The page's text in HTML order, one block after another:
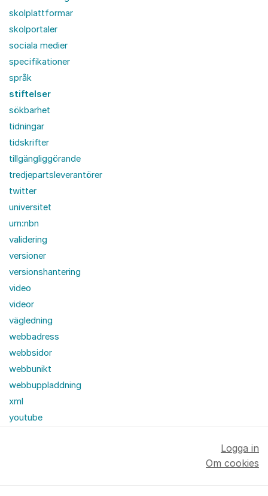
skolplattformar
skolportaler
sociala medier
specifikationer
språk
stiftelser
sökbarhet
tidningar
tidskrifter
tillgängliggörande
tredjepartsleverantörer
twitter
universitet
urn:nbn
validering
versioner
versionshantering
video
videor
vägledning
webbadress
webbsidor
webbunikt
webbuppladdning
xml
youtube
Logga in
Om cookies